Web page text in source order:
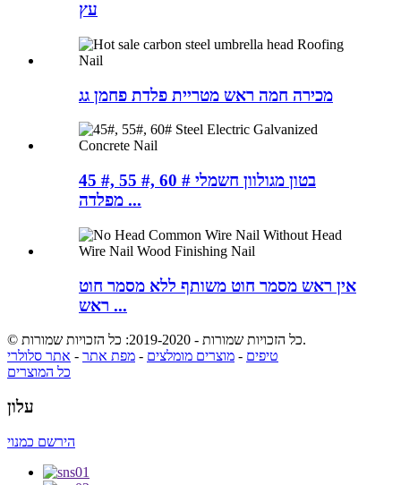
עץ
מכירה חמה ראש מטריית פלדת פחמן גג
45 #, 55 #, 60 # בטון מגולוון חשמלי
מפלדה ...
אין ראש מסמר חוט משותף ללא מסמר חוט
ראש ...
© כל הזכויות שמורות - 2019-2020: כל הזכויות שמורות.
טיפים - מוצרים מומלצים - מפת אתר - אתר סלולרי
כל המוצרים
עלון
הירשם כמנוי